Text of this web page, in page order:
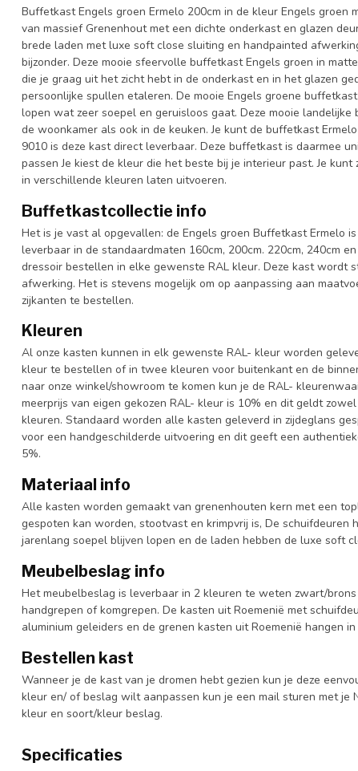
Buffetkast Engels groen Ermelo 200cm in de kleur Engels
van massief Grenenhout met een dichte onderkast en glazen
brede laden met luxe soft close sluiting en handpainted
bijzonder. Deze mooie sfeervolle buffetkast Engels groen in
die je graag uit het zicht hebt in de onderkast en in het glazen
persoonlijke spullen etaleren. De mooie Engels groene
lopen wat zeer soepel en geruisloos gaat. Deze mooie
de woonkamer als ook in de keuken. Je kunt de buffetkast
9010 is deze kast direct leverbaar. Deze buffetkast is daarmee
passen Je kiest de kleur die het beste bij je interieur past. Je
in verschillende kleuren laten uitvoeren.
Buffetkastcollectie info
Het is je vast al opgevallen: de Engels groen Buffetkast Ermelo
leverbaar in de standaardmaten 160cm, 200cm. 220cm, 240cm
dressoir bestellen in elke gewenste RAL kleur. Deze kast wordt
afwerking. Het is stevens mogelijk om op aanpassing aan
zijkanten te bestellen.
Kleuren
Al onze kasten kunnen in elk gewenste RAL- kleur worden
kleur te bestellen of in twee kleuren voor buitenkant en de
naar onze winkel/showroom te komen kun je de RAL-
meerprijs van eigen gekozen RAL- kleur is 10% en dit geldt
kleuren. Standaard worden alle kasten geleverd in zijdeglans
voor een handgeschilderde uitvoering en dit geeft een
5%.
Materiaal info
Alle kasten worden gemaakt van grenenhouten kern met een
gespoten kan worden, stootvast en krimpvrij is, De schuifdeuren
jarenlang soepel blijven lopen en de laden hebben de luxe soft
Meubelbeslag info
Het meubelbeslag is leverbaar in 2 kleuren te weten zwart/
handgrepen of komgrepen. De kasten uit Roemenië met
aluminium geleiders en de grenen kasten uit Roemenië hangen
Bestellen kast
Wanneer je de kast van je dromen hebt gezien kun je deze
kleur en/ of beslag wilt aanpassen kun je een mail sturen met je
kleur en soort/kleur beslag.
Specificaties